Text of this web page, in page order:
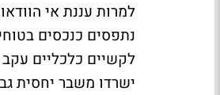
למרות עננת אי
נתפסים כנכסים
לקשיים כלכליים
ישרדו משבר יחסית